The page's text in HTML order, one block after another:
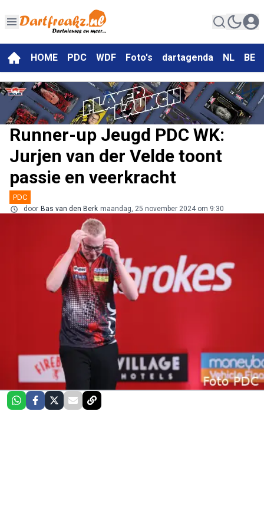
HOME PDC WDF Foto's dartagenda NL BE
Runner-up Jeugd PDC WK:
Jurjen van der Velde toont
passie en veerkracht
PDC
door Bas van den Berk maandag, 25 november 2024 om 9:30